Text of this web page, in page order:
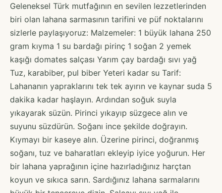
Geleneksel Türk mutfağının en sevilen lezzetlerinden
biri olan lahana sarmasının tarifini ve püf noktalarını
sizlerle paylaşıyoruz: Malzemeler: 1 büyük lahana 250
gram kıyma 1 su bardağı pirinç 1 soğan 2 yemek
kaşığı domates salçası Yarım çay bardağı sıvı yağ
Tuz, karabiber, pul biber Yeteri kadar su Tarif:
Lahananın yapraklarını tek tek ayırın ve kaynar suda 5
dakika kadar haşlayın. Ardından soğuk suyla
yıkayarak süzün. Pirinci yıkayıp süzgece alın ve
suyunu süzdürün. Soğanı ince şekilde doğrayın.
Kıymayı bir kaseye alın. Üzerine pirinci, doğranmış
soğanı, tuz ve baharatları ekleyip iyice yoğurun. Her
bir lahana yaprağının içine hazırladığınız harçtan
koyun ve sıkıca sarın. Sardığınız lahana sarmalarını